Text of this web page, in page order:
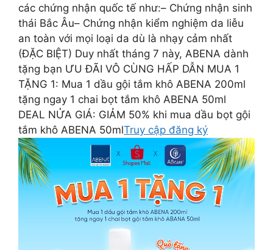
các chứng nhận quốc tế như:​ – Chứng nhận sinh
thái Bắc Âu​ – Chứng nhận kiểm nghiệm da liễu
an toàn với mọi loại da dù là nhạy cảm nhất​ ​
(ĐẶC BIỆT) Duy nhất tháng 7 này, ABENA dành
tặng bạn ƯU ĐÃI VÔ CÙNG HẤP DẪN​ ​ MUA 1
TẶNG 1: Mua 1 dầu gội tắm khô ABENA 200ml
tặng ngay 1 chai bọt tắm khô ABENA 50ml ​
DEAL NỬA GIÁ: GIẢM 50% khi mua dầu bọt gội
tắm khô ABENA 50ml​Truy cập đăng ký